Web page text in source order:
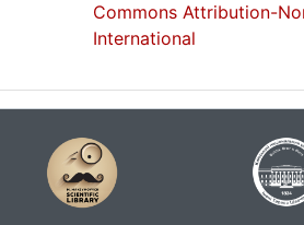
Commons Attribution-
International